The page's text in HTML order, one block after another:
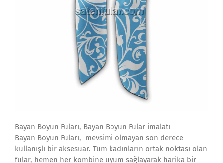
Bayan Boyun Fuları, Bayan Boyun Fular imalatı
Bayan Boyun Fuları, mevsimi olmayan son derece
kullanışlı bir aksesuar. Tüm kadınların ortak noktası olan
fular, hemen her kombine uyum sağlayarak harika bir